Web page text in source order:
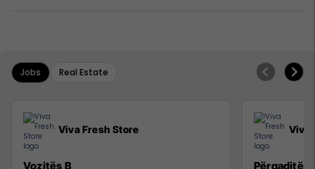
Jobs Real Estate
Viva Fresh Store
Vozitës B
Viva
Përgaditës